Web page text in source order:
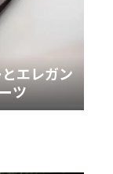
エレガン
ツ